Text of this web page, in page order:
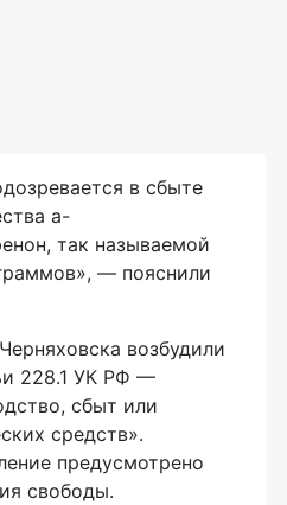
в сбыте
a-
так называемой
— пояснили
возбудили
228.1 УК РФ —
сбыт или
средств».
предусмотрено
свободы.